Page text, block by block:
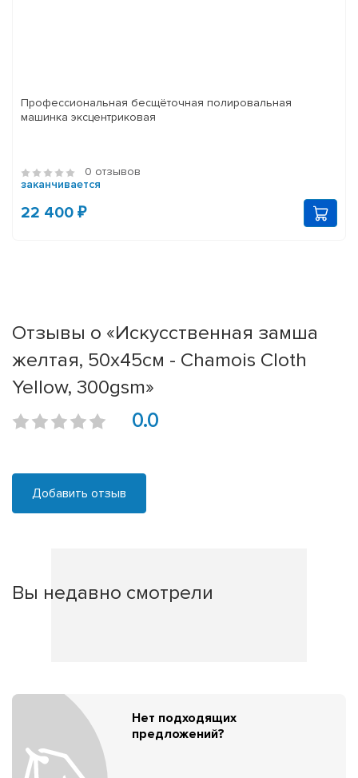
Профессиональная бесщёточная полировальная
машинка эксцентриковая
0 отзывов
заканчивается
22 400 ₽
Отзывы о «Искусственная замша
желтая, 50x45см - Chamois Cloth
Yellow, 300gsm»
0.0
Добавить отзыв
Вы недавно смотрели
Нет подходящих
предложений?